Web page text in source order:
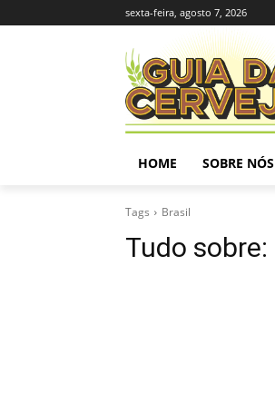
sexta-feira, agosto 7, 2026
HOME SOBRE NÓS
Tags Brasil
Tudo sobre: